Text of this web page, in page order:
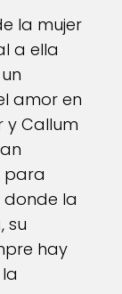
la mujer
a ella
amor en
y Callum
para
donde la
su
hay